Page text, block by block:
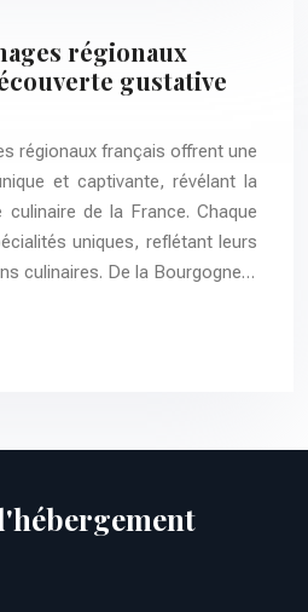
régionaux
gustative
régionaux français offrent une
et captivante, révélant la
de la France. Chaque
uniques, reflétant leurs
culinaires. De la Bourgogne…